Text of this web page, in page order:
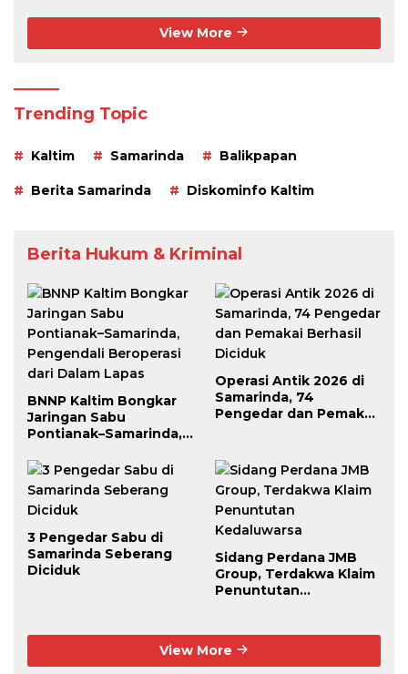
View More
Trending Topic
Kaltim Samarinda Balikpapan
Berita Samarinda Diskominfo Kaltim
Berita Hukum & Kriminal
BNNP Kaltim Bongkar
Jaringan Sabu
Pontianak–Samarinda,
dari Dalam Lapas
Operasi Antik 2026 di
Samarinda, 74
Pengedar dan Pemakai
3 Pengedar Sabu di
Samarinda Seberang
Diciduk
Sidang Perdana JMB
Group, Terdakwa Klaim
Penuntutan
View More